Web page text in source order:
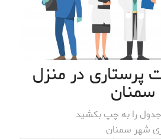
پرستاری در منزل
سمنان
را به چپ بکشید
شهر سمنان